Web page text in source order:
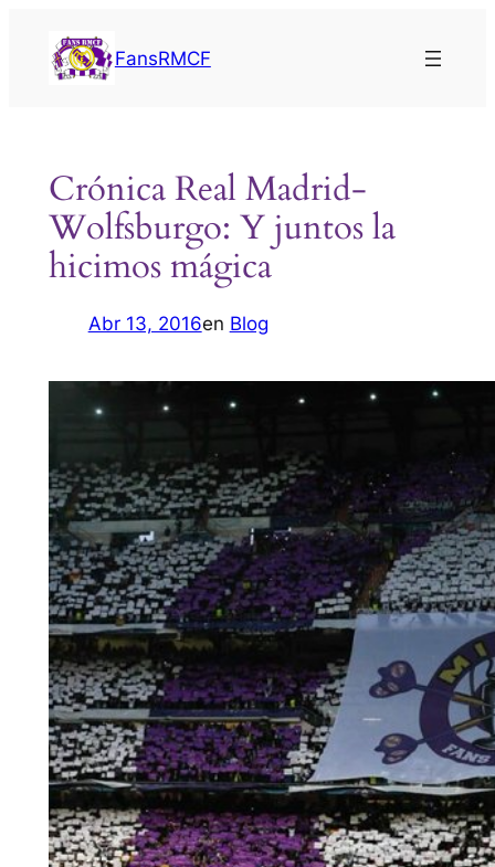
contenido
FansRMCF
Crónica Real Madrid-
Wolfsburgo: Y juntos la
hicimos mágica
Abr 13, 2016en Blog